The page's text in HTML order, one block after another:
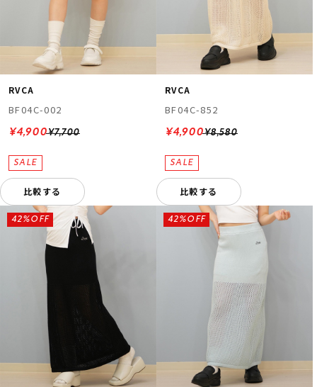
RVCA
BF04C-002
¥7,700
¥4,900
比較する
RVCA
BF04C-852
¥8,580
¥4,900
比較する
42%OFF 42%OFF